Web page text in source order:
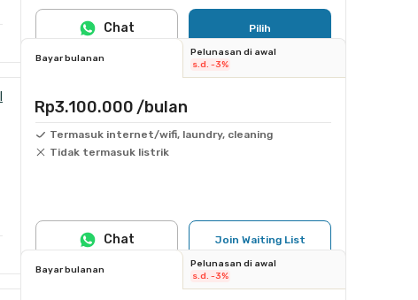
Pilih
Chat
Bayar bulanan
Pelunasan di awal
s.d. -3%
Rp3.100.000 /bulan
Termasuk internet/wifi, laundry, cleaning
Tidak termasuk listrik
Join Waiting List
Chat
Bayar bulanan
Pelunasan di awal
s.d. -3%